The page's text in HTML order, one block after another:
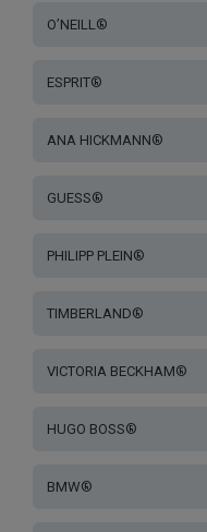
O’NEILL®
ESPRIT®
ANA HICKMANN®
GUESS®
PHILIPP PLEIN®
TIMBERLAND®
VICTORIA BECKHAM®
HUGO BOSS®
BMW®